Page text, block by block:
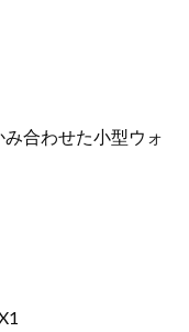
合わせた小型ウォ